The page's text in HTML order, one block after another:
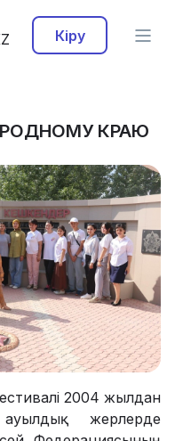
Кіру
КРАЮ
2004 жылдан
жерлерде